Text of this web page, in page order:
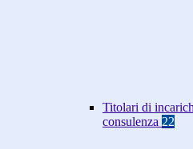
Titolari di
consulenza 22